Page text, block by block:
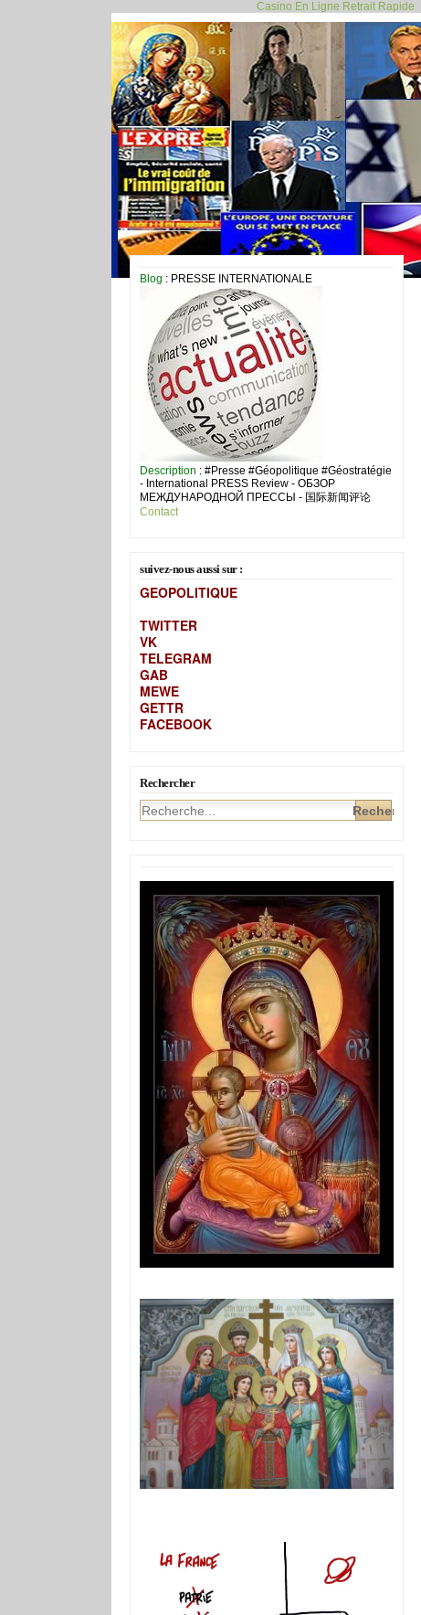
Casino En Ligne Retrait Rapide
Blog : PRESSE INTERNATIONALE
Description : #Presse #Géopolitique #Géostratégie
- International PRESS Review - ОБЗОР
МЕЖДУНАРОДНОЙ ПРЕССЫ - 国际新闻评论
Contact
suivez-nous aussi sur :
GEOPOLITIQUE
TWITTER
VK
TELEGRAM
GAB
MEWE
GETTR
FACEBOOK
Rechercher